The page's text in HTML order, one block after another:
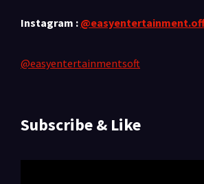
Instagram :
@easyentertainmentsoft
Subscribe & Like